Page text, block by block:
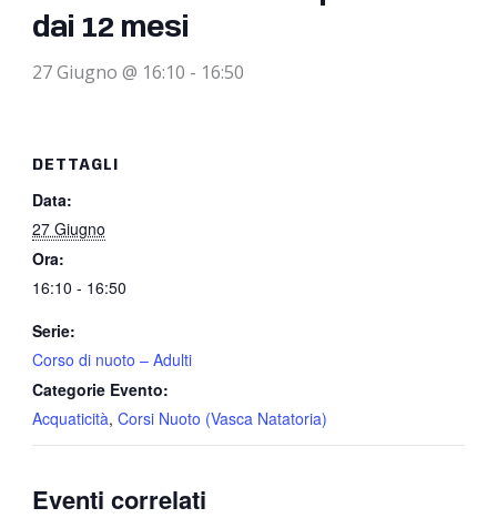
dai 12 mesi
27 Giugno @ 16:10 - 16:50
DETTAGLI
Data:
27 Giugno
Ora:
16:10 - 16:50
Serie:
Corso di nuoto – Adulti
Categorie Evento:
Acquaticità, Corsi Nuoto (Vasca Natatoria)
Eventi correlati